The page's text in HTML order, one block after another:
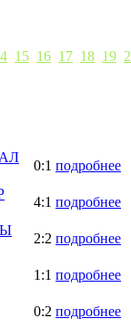
15 16 17 18 19
0:1 подробнее
4:1 подробнее
2:2 подробнее
1:1 подробнее
0:2 подробнее